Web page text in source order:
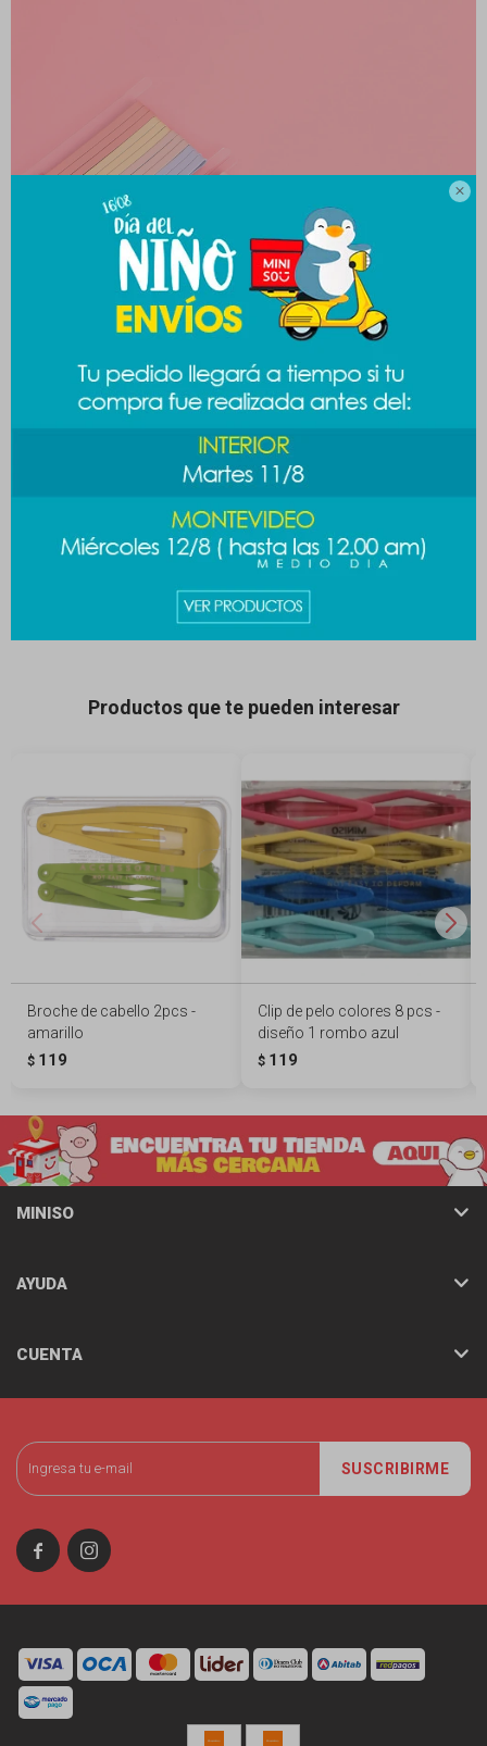

Productos que te pueden interesar
Broche de cabello 2pcs -
amarillo
$ 119
Clip de pelo colores 8 pcs -
diseño 1 rombo azul
$ 119
SUSCRIBIRME
 
MINISO
AYUDA
CUENTA